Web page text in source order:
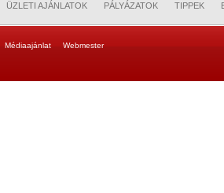
ÜZLETI AJÁNLATOK PÁLYÁZATOK TIPPEK
Médiaajánlat Webmester